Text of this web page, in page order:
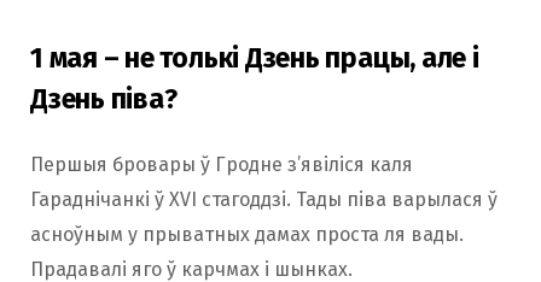
1 мая – не толькі Дзень працы, але і
Дзень піва?
Першыя бровары ў Гродне з’явіліся каля
Гараднічанкі ў XVI стагоддзі. Тады піва варылася ў
асноўным у прыватных дамах проста ля вады.
Прадавалі яго ў карчмах і шынках.